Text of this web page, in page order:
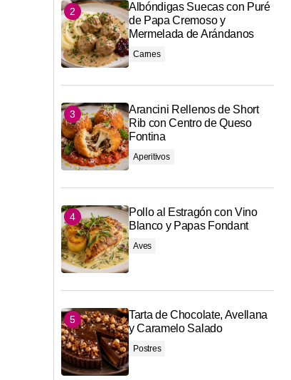
Albóndigas Suecas con Puré
de Papa Cremoso y
Mermelada de Arándanos
Carnes
Arancini Rellenos de Short
Rib con Centro de Queso
Fontina
Aperitivos
Pollo al Estragón con Vino
Blanco y Papas Fondant
Aves
Tarta de Chocolate, Avellana
y Caramelo Salado
Postres